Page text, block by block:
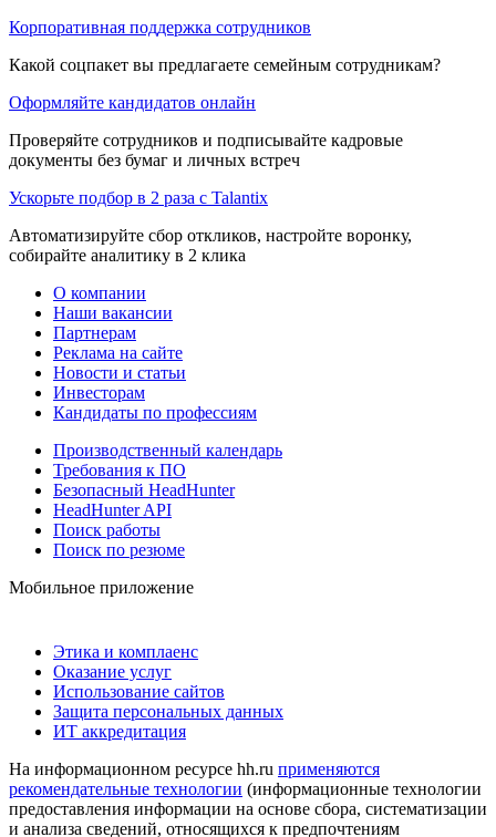
Корпоративная поддержка сотрудников
Какой соцпакет вы предлагаете семейным сотрудникам?
Оформляйте кандидатов онлайн
Проверяйте сотрудников и подписывайте кадровые
документы без бумаг и личных встреч
Ускорьте подбор в 2 раза с Talantix
Автоматизируйте сбор откликов, настройте воронку,
собирайте аналитику в 2 клика
О компании
Наши вакансии
Партнерам
Реклама на сайте
Новости и статьи
Инвесторам
Кандидаты по профессиям
Производственный календарь
Требования к ПО
Безопасный HeadHunter
HeadHunter API
Поиск работы
Поиск по резюме
Мобильное приложение
Этика и комплаенс
Оказание услуг
Использование сайтов
Защита персональных данных
ИТ аккредитация
На информационном ресурсе hh.ru применяются
рекомендательные технологии (информационные технологии
предоставления информации на основе сбора, систематизации
и анализа сведений, относящихся к предпочтениям